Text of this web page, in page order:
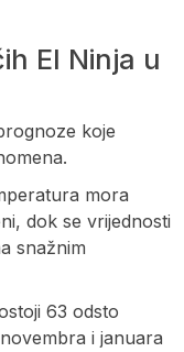
El Ninja u
koje
mora
dok se vrijednosti
snažnim
63 odsto
i januara